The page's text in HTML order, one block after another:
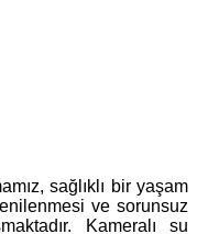
sağlıklı bir yaşam
ve sorunsuz
Kameralı su